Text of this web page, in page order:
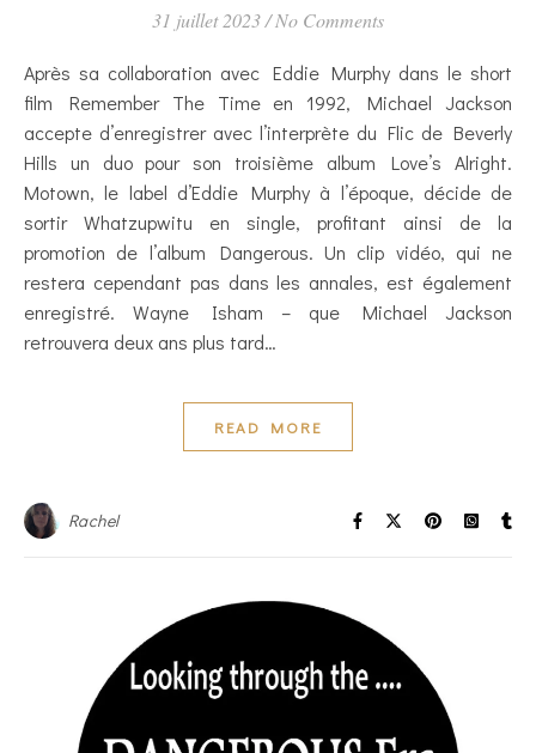
31 juillet 2023/No Comments
Après sa collaboration avec Eddie Murphy dans le short
film Remember The Time en 1992, Michael Jackson
accepte d’enregistrer avec l’interprète du Flic de Beverly
Hills un duo pour son troisième album Love’s Alright.
Motown, le label d’Eddie Murphy à l’époque, décide de
sortir Whatzupwitu en single, profitant ainsi de la
promotion de l’album Dangerous. Un clip vidéo, qui ne
restera cependant pas dans les annales, est également
enregistré. Wayne Isham – que Michael Jackson
retrouvera deux ans plus tard…
READ MORE
Rachel